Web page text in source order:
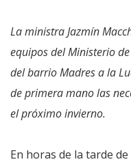
La ministra Jazmín
equipos del Ministerio
del barrio Madres a la
de primera mano las
el próximo invierno.
En horas de la tarde